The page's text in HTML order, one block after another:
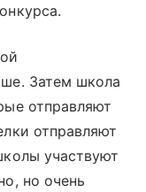
Затем школа
отправляют
отправляют
участвуют
но очень